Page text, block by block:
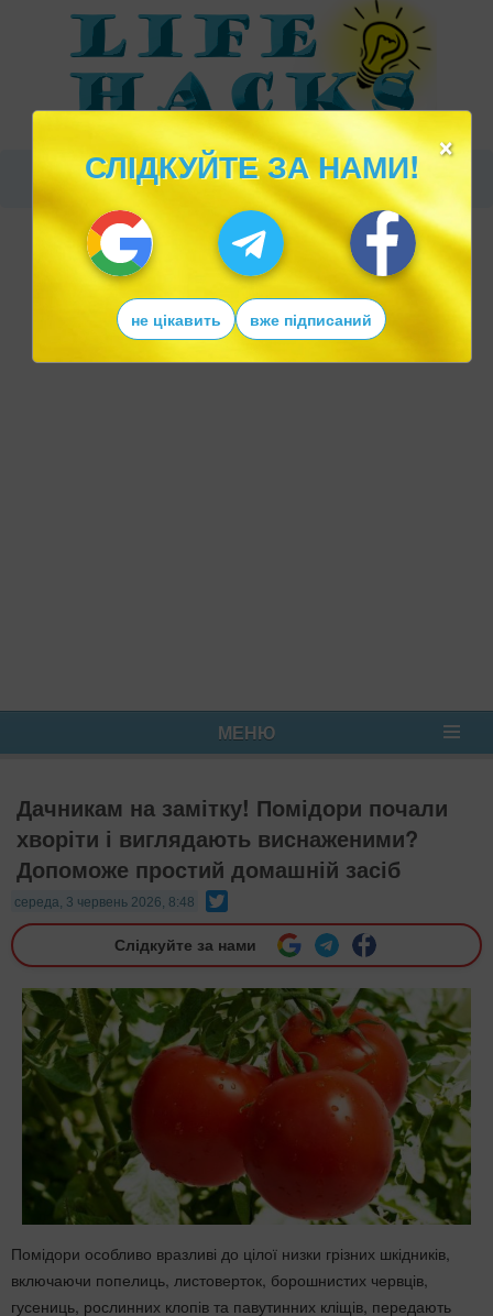
МЕНЮ
Дачникам на замітку! Помідори почали
хворіти і виглядають виснаженими?
Допоможе простий домашній засіб
середа, 3 червень 2026, 8:48
Слідкуйте за нами
Помідори особливо вразливі до цілої низки грізних шкідників,
включаючи попелиць, листоверток, борошнистих червців,
гусениць, рослинних клопів та павутинних кліщів, передають
×
СЛІДКУЙТЕ ЗА НАМИ!
не цікавить вже підписаний